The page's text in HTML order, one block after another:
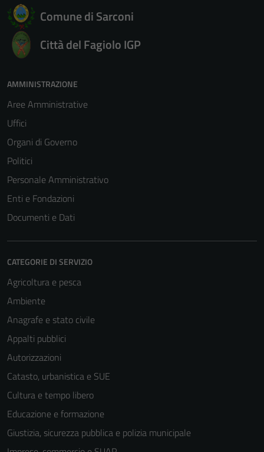
Comune di Sarconi
Città del Fagiolo IGP
AMMINISTRAZIONE
Aree Amministrative
Uffici
Organi di Governo
Politici
Personale Amministrativo
Enti e Fondazioni
Documenti e Dati
CATEGORIE DI SERVIZIO
Agricoltura e pesca
Ambiente
Anagrafe e stato civile
Appalti pubblici
Autorizzazioni
Catasto, urbanistica e SUE
Cultura e tempo libero
Educazione e formazione
Giustizia, sicurezza pubblica e polizia municipale
Tecnici